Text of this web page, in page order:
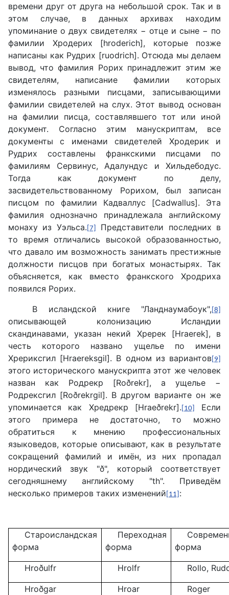
времени друг от друга на небольшой срок. Так и в
этом случае, в данных архивах находим
упоминание о двух свидетелях − отце и сыне − по
фамилии Хродерих [hroderich], которые позже
написаны как Рудрих [ruodrich]. Отсюда мы делаем
вывод, что фамилия Рорих принадлежит этим же
свидетелям, написание фамилии которых
изменялось разными писцами, записывающими
фамилии свидетелей на слух. Этот вывод основан
на фамилии писца, составлявшего тот или иной
документ. Согласно этим манускриптам, все
документы с именами свидетелей Хродерик и
Рудрих составлены франкскими писцами по
фамилиям Сервинус, Адалундус и Хильдебодус.
Тогда как документ по делу,
засвидетельствованному Рорихом, был записан
писцом по фамилии Кадваллус [Cadwallus]. Эта
фамилия однозначно принадлежала английскому
монаху из Уэльса. [7]
Представители последних в
то время отличались высокой образованностью,
что давало им возможность занимать престижные
должности писцов при богатых монастырях. Так
объясняется, как вместо франкского Хродриха
появился Рорих.
В исландской книге "Ланднаумабоук", [8]
описывающей колонизацию Исландии
скандинавами, указан некий Хререк [Hraerek], в
честь которого названо ущелье по имени
Хрериксгил [Hraereksgil]. В одном из вариантов [9]
этого исторического манускрипта этот же человек
назван как Родрекр [Roðrekr], а ущелье −
Родрексгил [Roðrekrgil]. В другом варианте он же
упоминается как Хредрекр [Hraeðrekr]. [10]
Если
этого примера не достаточно, то можно
обратиться к мнению профессиональных
языковедов, которые описывают, как в результате
сокращений фамилий и имён, из них пропадал
нордический звук "ð", который соответствует
сегодняшнему английскому "th". Приведём
несколько примеров таких изменений [11] :
Староисландская
форма
Переходная
форма
форма
Hroðulfr Hrolfr Rollo,
Hroðgar Hroar Roger